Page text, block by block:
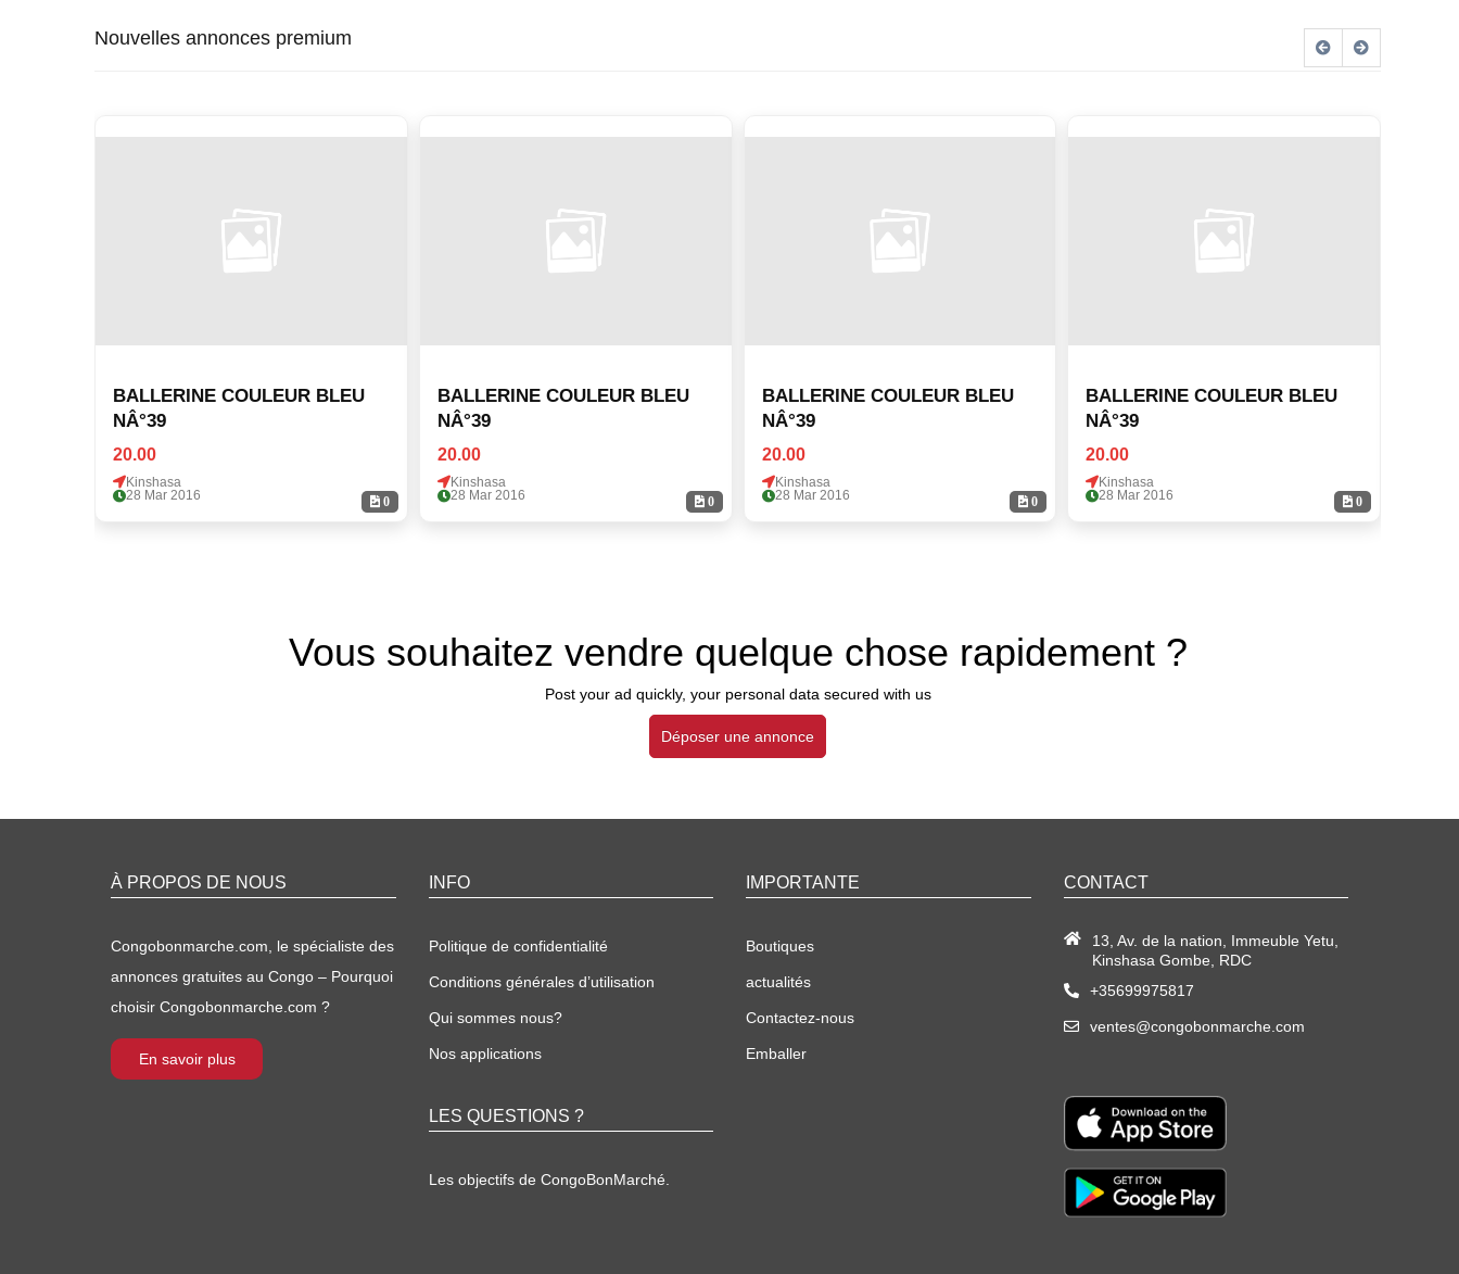
Nouvelles annonces premium
0
BALLERINE COULEUR BLEU
NÂ°39
20.00
Kinshasa
28 Mar 2016
0
BALLERINE COULEUR BLEU
NÂ°39
20.00
Kinshasa
28 Mar 2016
0
BALLERINE COULEUR BLEU
NÂ°39
20.00
Kinshasa
28 Mar 2016
0
BALLERINE COULEUR BLEU
NÂ°39
20.00
Kinshasa
28 Mar 2016
Vous souhaitez vendre quelque chose rapidement ?
Post your ad quickly, your personal data secured with us
Déposer une annonce
À PROPOS DE NOUS
Congobonmarche.com, le spécialiste des
annonces gratuites au Congo – Pourquoi
choisir Congobonmarche.com ?
En savoir plus
INFO
Politique de confidentialité
Conditions générales d’utilisation
Qui sommes nous?
Nos applications
LES QUESTIONS ?
Les objectifs de CongoBonMarché.
IMPORTANTE
Boutiques
actualités
Contactez-nous
Emballer
CONTACT
13, Av. de la nation, Immeuble Yetu,
Kinshasa Gombe, RDC
+35699975817
ventes@congobonmarche.com